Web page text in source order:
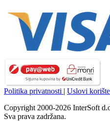
Politika privatnosti | Uslovi
Copyright 2000-2026 InterSoft
Sva prava zadržana.